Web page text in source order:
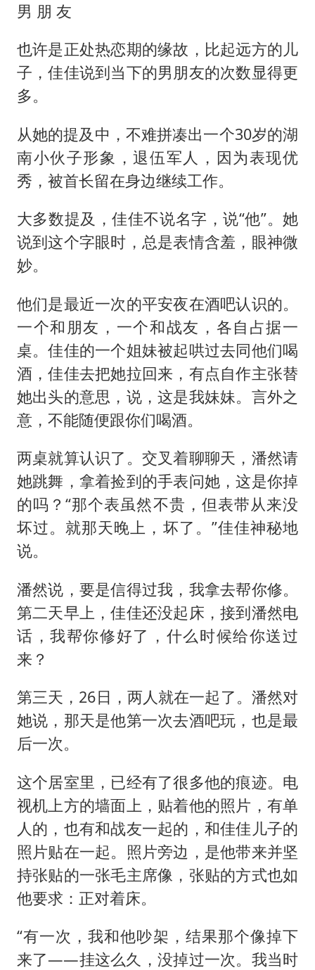
男 朋 友
也许是正处热恋期的缘故，比起远方的儿
子，佳佳说到当下的男朋友的次数显得更
多。
从她的提及中，不难拼凑出一个30岁的湖
南小伙子形象，退伍军人，因为表现优
秀，被首长留在身边继续工作。
大多数提及，佳佳不说名字，说“他”。她
说到这个字眼时，总是表情含羞，眼神微
妙。
他们是最近一次的平安夜在酒吧认识的。
一个和朋友，一个和战友，各自占据一
桌。佳佳的一个姐妹被起哄过去同他们喝
酒，佳佳去把她拉回来，有点自作主张替
她出头的意思，说，这是我妹妹。言外之
意，不能随便跟你们喝酒。
两桌就算认识了。交叉着聊聊天，潘然请
她跳舞，拿着捡到的手表问她，这是你掉
的吗？“那个表虽然不贵，但表带从来没
坏过。就那天晚上，坏了。”佳佳神秘地
说。
潘然说，要是信得过我，我拿去帮你修。
第二天早上，佳佳还没起床，接到潘然电
话，我帮你修好了，什么时候给你送过
来？
第三天，26日，两人就在一起了。潘然对
她说，那天是他第一次去酒吧玩，也是最
后一次。
这个居室里，已经有了很多他的痕迹。电
视机上方的墙面上，贴着他的照片，有单
人的，也有和战友一起的，和佳佳儿子的
照片贴在一起。照片旁边，是他带来并坚
持张贴的一张毛主席像，张贴的方式也如
他要求：正对着床。
“有一次，我和他吵架，结果那个像掉下
来了——挂这么久，没掉过一次。我当时